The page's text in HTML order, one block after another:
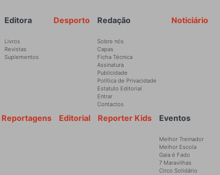
Rodapé Noticiário
Redação
Sobre nós
Capas
Ficha Técnica
Assinatura
Publicidade
Política de Privacidade
Estatuto Editorial
Entrar
Contactos
Desporto
Editora
Livros
Revistas
Suplementos
Eventos
Melhor Treinador
Melhor Escola
Gaia é Fado
7 Maravilhas
Circo Solidário
Reporter Kids
Editorial
Reportagens